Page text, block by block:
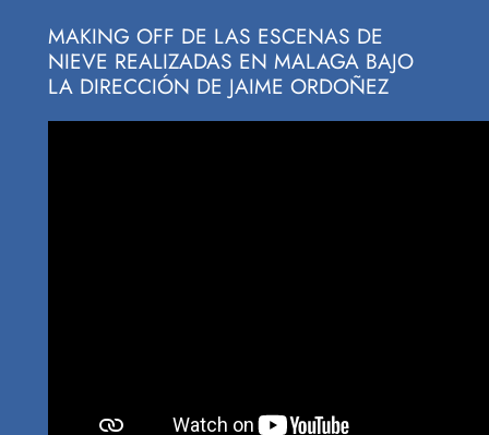
MAKING OFF DE LAS ESCENAS DE
NIEVE REALIZADAS EN MALAGA BAJO
LA DIRECCIÓN DE JAIME ORDOÑEZ